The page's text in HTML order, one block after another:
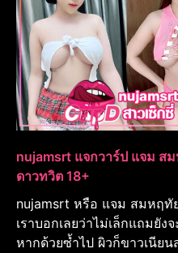
nujamsrt แจกวาร์ป แจม ส
ดาวทวิต 18+
nujamsrt หรือ แจม สมหฤทั
เราบอกเลยว่าไม่เล็กแถมยั
หากด้วยซ้ำไป ผิวก็ขาวเนีย